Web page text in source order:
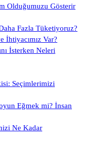
Olduğumuzu Gösterir
Fazla Tüketiyoruz?
İhtiyacımız Var?
İsterken Neleri
Seçimlerimizi
Eğmek mi? İnsan
Ne Kadar